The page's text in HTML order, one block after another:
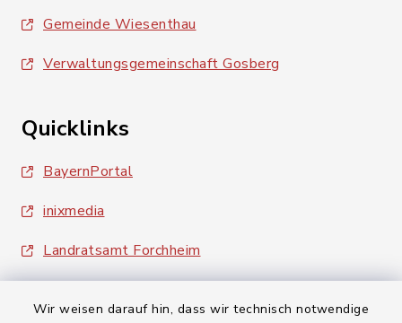
Wir weisen darauf hin, dass wir technisch notwendige
Gemeinde Wiesenthau
Verwaltungsgemeinschaft Gosberg
Quicklinks
BayernPortal
inixmedia
Landratsamt Forchheim